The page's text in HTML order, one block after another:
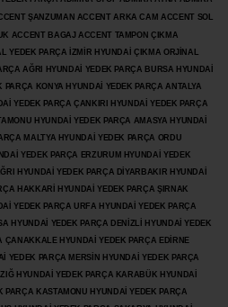
ŞANZUMAN ACCENT ARKA CAM ACCENT SOL
ACCENT BAGAJ ACCENT TAMPON ÇIKMA
YEDEK PARÇA İZMİR HYUNDAİ ÇIKMA ORJİNAL
AĞRI HYUNDAİ YEDEK PARÇA BURSA HYUNDAİ
KONYA HYUNDAİ YEDEK PARÇA ANTALYA
YEDEK PARÇA ÇANKIRI HYUNDAİ YEDEK PARÇA
HYUNDAİ YEDEK PARÇA AMASYA HYUNDAİ
MALTYA HYUNDAİ YEDEK PARÇA ORDU
YEDEK PARÇA ERZURUM HYUNDAİ YEDEK
HYUNDAİ YEDEK PARÇA DİYARBAKIR HYUNDAİ
HAKKARİ HYUNDAİ YEDEK PARÇA ŞIRNAK
YEDEK PARÇA URFA HYUNDAİ YEDEK PARÇA
HYUNDAİ YEDEK PARÇA DENİZLİ HYUNDAİ YEDEK
ÇANAKKALE HYUNDAİ YEDEK PARÇA EDİRNE
YEDEK PARÇA MERSİN HYUNDAİ YEDEK PARÇA
HYUNDAİ YEDEK PARÇA KARABÜK HYUNDAİ
PARÇA KASTAMONU HYUNDAİ YEDEK PARÇA